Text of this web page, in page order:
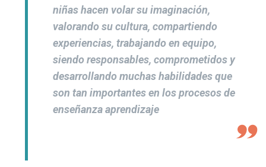
niñas hacen volar su imaginación,
valorando su cultura, compartiendo
experiencias, trabajando en equipo,
siendo responsables, comprometidos y
desarrollando muchas habilidades que
son tan importantes en los procesos de
enseñanza aprendizaje